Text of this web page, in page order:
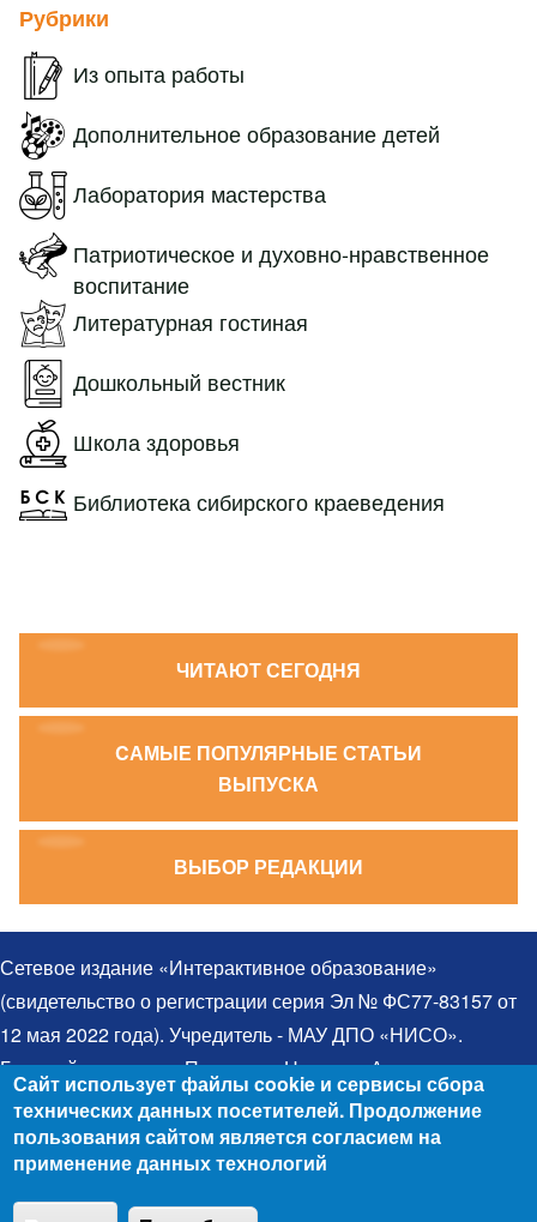
Рубрики
Из опыта работы
Дополнительное образование детей
Лаборатория мастерства
Патриотическое и духовно-нравственное
воспитание
Литературная гостиная
Дошкольный вестник
Школа здоровья
Библиотека сибирского краеведения
ЧИТАЮТ СЕГОДНЯ
CАМЫЕ ПОПУЛЯРНЫЕ СТАТЬИ
ВЫПУСКА
ВЫБОР РЕДАКЦИИ
Сетевое издание «Интерактивное образование»
(свидетельство о регистрации серия Эл № ФС77-83157 от
12 мая 2022 года). Учредитель - МАУ ДПО «НИСО».
Главный редактор – Протченко Надежда Александровна.
Телефон: 8(383)314-03-03. Электронная почта:
egida@yandex.ru. При использовании материалов ссылка
на сайт обязательна. Все права защищены. Для детей
старше 12 лет (12+). © 2006 - 2026
Сайт использует файлы cookie и сервисы сбора
технических данных посетителей. Продолжение
пользования сайтом является согласием на
применение данных технологий